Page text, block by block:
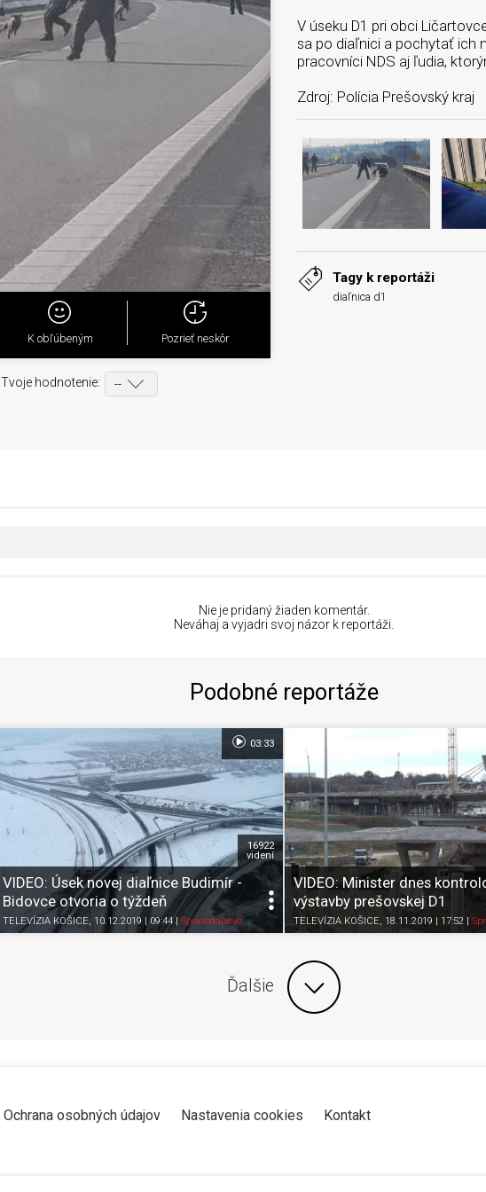
K obľúbeným Pozrieť neskôr
Tvoje hodnotenie:
V úseku D1 pri obci
sa po diaľnici a pochytať ich
pracovníci NDS aj ľudia,
Zdroj: Polícia Prešovský kraj
Tagy k reportáži
diaľnica d1
Nie je pridaný žiaden komentár.
Neváhaj a vyjadri svoj názor k reportáži.
Podobné reportáže
Pozrieť neskôr
K obľúbeným
Zdieľať
VIDEO: Úsek novej diaľnice Budimír -
Bidovce otvoria o týždeň
TELEVÍZIA KOŠICE, 10.12.2019 | 09:44| Spravodajstvo K obľúbeným
Zdieľať
16922
videní
03:33
VIDEO: Minister dnes
výstavby prešovskej D1
TELEVÍZIA KOŠICE, 18.11.2019 | 17:52 |
Ďalšie
Ochrana osobných údajov Nastavenia cookies Kontakt